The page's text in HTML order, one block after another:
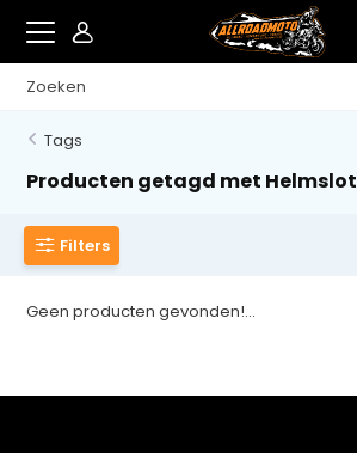
Tags
Producten getagd met Helmslot
Filters
Geen producten gevonden!...